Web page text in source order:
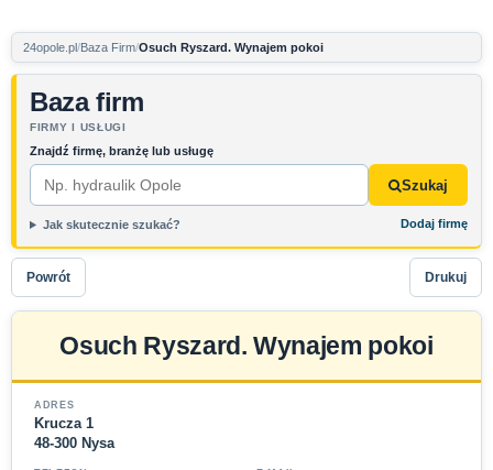
24opole.pl Baza Firm Osuch Ryszard. Wynajem pokoi
Baza firm
FIRMY I USŁUGI
Znajdź firmę, branżę lub usługę
Szukaj
Jak skutecznie szukać? Dodaj firmę
Powrót Drukuj
Osuch Ryszard. Wynajem pokoi
ADRES
Krucza 1
48-300 Nysa